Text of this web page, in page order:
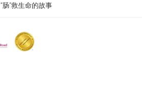
“肠”救生命的故事